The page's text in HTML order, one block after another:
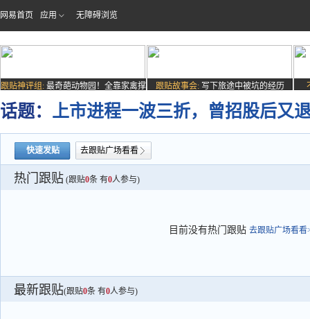
网易首页 应用 无障碍浏览
跟贴神评组: 最奇葩动物园！全靠家禽撑
场子
跟贴故事会: 写下旅途中被坑的经历
话题： 上市进程一波三折，曾招股后又
快速发贴 去跟贴广场看看
热门跟贴 (跟贴0条 有0人参与)
目前没有热门跟贴 去跟贴广场看看
最新跟贴(跟贴0条 有0人参与)